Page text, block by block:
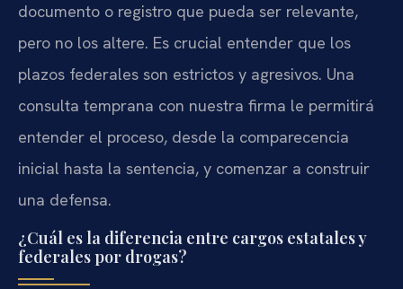
documento o registro que pueda ser relevante,
pero no los altere. Es crucial entender que los
plazos federales son estrictos y agresivos. Una
consulta temprana con nuestra firma le permitirá
entender el proceso, desde la comparecencia
inicial hasta la sentencia, y comenzar a construir
una defensa.
¿Cuál es la diferencia entre cargos estatales y
federales por drogas?